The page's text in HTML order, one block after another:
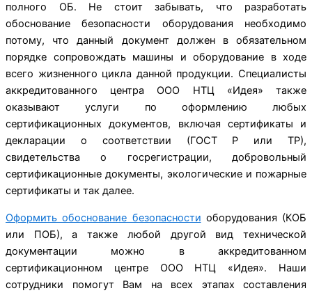
полного ОБ. Не стоит забывать, что разработать
обоснование безопасности оборудования необходимо
потому, что данный документ должен в обязательном
порядке сопровождать машины и оборудование в ходе
всего жизненного цикла данной продукции. Специалисты
аккредитованного центра ООО НТЦ «Идея» также
оказывают услуги по оформлению любых
сертификационных документов, включая сертификаты и
декларации о соответствии (ГОСТ Р или ТР),
свидетельства о госрегистрации, добровольный
сертификационные документы, экологические и пожарные
сертификаты и так далее.
Оформить обоснование безопасности оборудования (КОБ
или ПОБ), а также любой другой вид технической
документации можно в аккредитованном
сертификационном центре ООО НТЦ «Идея». Наши
сотрудники помогут Вам на всех этапах составления